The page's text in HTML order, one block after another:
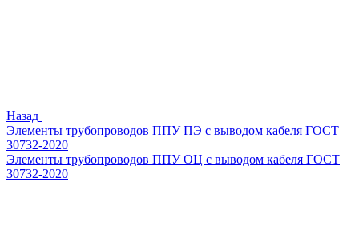
Назад
Элементы трубопроводов ППУ ПЭ с выводом кабеля ГОСТ
30732-2020
Элементы трубопроводов ППУ ОЦ с выводом кабеля ГОСТ
30732-2020